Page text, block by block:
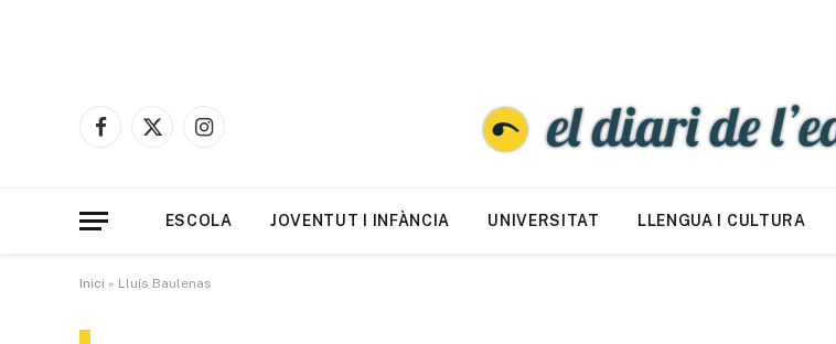
Facebook
X
Instagram
ESCOLA JOVENTUT I INFÀNCIA UNIVERSITAT LLENGUA I CULTURA
Inici » Lluís Baulenas